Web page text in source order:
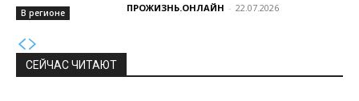
В регионе ПРОЖИЗНЬ.ОНЛАЙН - 22.07.2026
СЕЙЧАС ЧИТАЮТ